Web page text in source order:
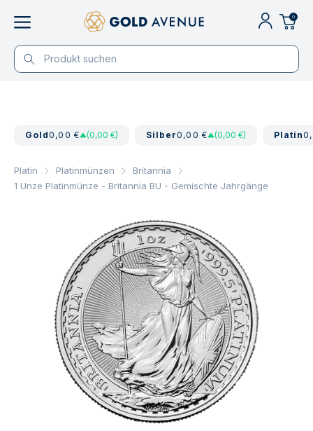
0
Gold0,00 € (0,00 €) Silber0,00 € (0,00 €) Platin
Platin Platinmünzen
Britannia
1 Unze Platinmünze - Britannia BU - Gemischte Jahrgänge